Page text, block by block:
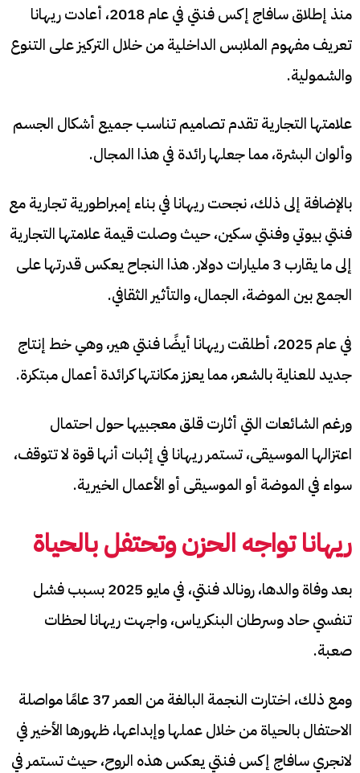
منذ إطلاق سافاج إكس فنتي في عام 2018، أعادت ريهانا
تعريف مفهوم الملابس الداخلية من خلال التركيز على التنوع
والشمولية.
علامتها التجارية تقدم تصاميم تناسب جميع أشكال الجسم
وألوان البشرة، مما جعلها رائدة في هذا المجال.
بالإضافة إلى ذلك، نجحت ريهانا في بناء إمبراطورية تجارية مع
فنتي بيوتي وفنتي سكين، حيث وصلت قيمة علامتها التجارية
إلى ما يقارب 3 مليارات دولار. هذا النجاح يعكس قدرتها على
الجمع بين الموضة، الجمال، والتأثير الثقافي.
في عام 2025، أطلقت ريهانا أيضًا فنتي هير، وهي خط إنتاج
جديد للعناية بالشعر، مما يعزز مكانتها كرائدة أعمال مبتكرة.
ورغم الشائعات التي أثارت قلق معجبيها حول احتمال
اعتزالها الموسيقى، تستمر ريهانا في إثبات أنها قوة لا تتوقف،
سواء في الموضة أو الموسيقى أو الأعمال الخيرية.
ريهانا تواجه الحزن وتحتفل بالحياة
بعد وفاة والدها، رونالد فنتي، في مايو 2025 بسبب فشل
تنفسي حاد وسرطان البنكرياس، واجهت ريهانا لحظات
صعبة.
ومع ذلك، اختارت النجمة البالغة من العمر 37 عامًا مواصلة
الاحتفال بالحياة من خلال عملها وإبداعها، ظهورها الأخير في
لانجري سافاج إكس فنتي يعكس هذه الروح، حيث تستمر في